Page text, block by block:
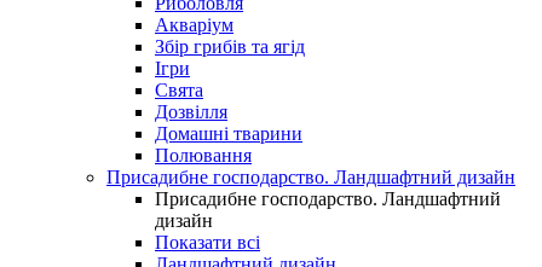
Акваріум
Збір грибів та ягід
Ігри
Свята
Дозвілля
Домашні тварини
Полювання
Присадибне господарство. Ландшафтний дизайн
Присадибне господарство. Ландшафтний
дизайн
Показати всі